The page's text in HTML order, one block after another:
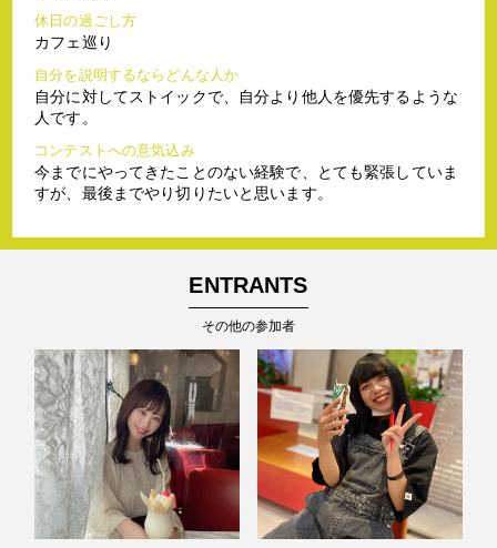
休日の過ごし方
カフェ巡り
自分を説明するならどんな人か
自分に対してストイックで、自分より他人を優先するような
人です。
コンテストへの意気込み
今までにやってきたことのない経験で、とても緊張していま
すが、最後までやり切りたいと思います。
ENTRANTS
その他の参加者